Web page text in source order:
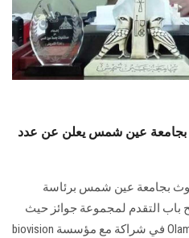
بجامعة عين شمس يعلن عن عدد
بجامعة عين شمس برئاسة
باب التقدم لمجموعة جوائز حيث
دخلت كل من مؤسسة Olam, agropolis في شراكة مع مؤسسة biovision